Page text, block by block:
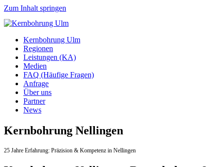
Zum Inhalt springen
Kernbohrung Ulm
Regionen
Leistungen (KA)
Medien
FAQ (Häufige Fragen)
Anfrage
Über uns
Partner
News
Kernbohrung Nellingen
25 Jahre Erfahrung: Präzision & Kompetenz in Nellingen